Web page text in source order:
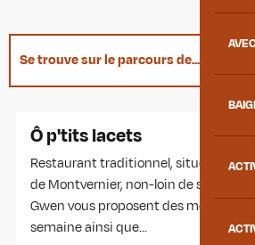
Se trouve sur le parcours de...
Ô p'tits lacets
Restaurant traditionnel, situé dans
de Montvernier, non-loin de ses
Gwen vous proposent des menus
semaine ainsi que...